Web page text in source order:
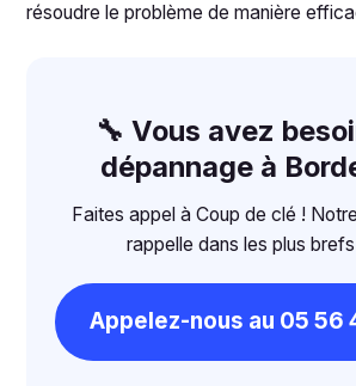
résoudre le problème de manière
🔧 Vous avez
dépannage à
Faites appel à Coup de clé !
rappelle dans les plus
Appelez-nous au 05 56